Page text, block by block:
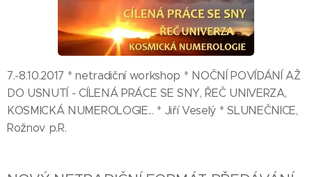
7.-8.10.2017 * netradiční workshop * NOČNÍ POVÍDÁNÍ AŽ
DO USNUTÍ - CÍLENÁ PRÁCE SE SNY, ŘEČ UNIVERZA,
KOSMICKÁ NUMEROLOGIE... * Jiří Veselý * SLUNEČNICE,
Rožnov p.R.